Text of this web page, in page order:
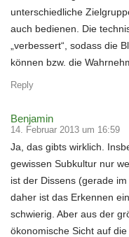
unterschiedliche
auch bedienen. Die
„verbessert“, sodass die
können bzw. die
Reply
Benjamin
14. Februar 2013 um 16:59
Ja, das gibts wirklich.
gewissen Subkultur nur
ist der Dissens (gerade
daher ist das Erkennen
schwierig. Aber aus der
ökonomische Sicht auf